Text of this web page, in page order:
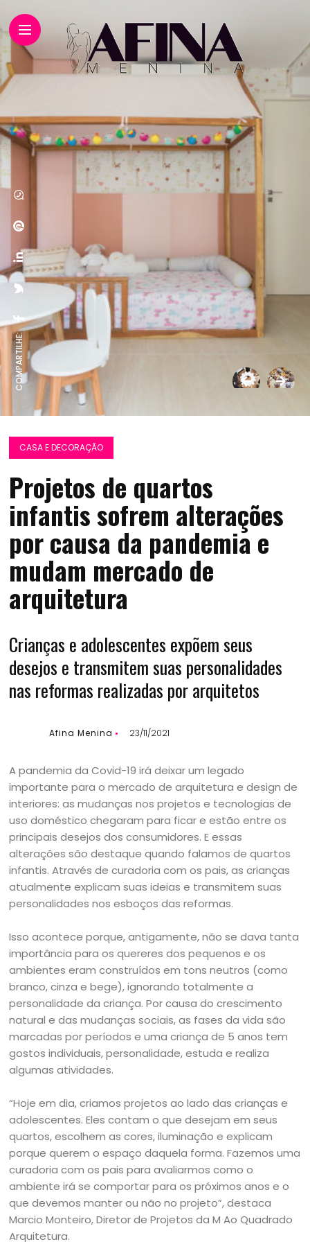
COMPARTILHE:
CASA E DECORAÇÃO
Projetos de quartos
infantis sofrem alterações
por causa da pandemia e
mudam mercado de
arquitetura
Crianças e adolescentes expõem seus
desejos e transmitem suas personalidades
nas reformas realizadas por arquitetos
Afina Menina 23/11/2021
A pandemia da Covid-19 irá deixar um legado
importante para o mercado de arquitetura e design de
interiores: as mudanças nos projetos e tecnologias de
uso doméstico chegaram para ficar e estão entre os
principais desejos dos consumidores. E essas
alterações são destaque quando falamos de quartos
infantis. Através de curadoria com os pais, as crianças
atualmente explicam suas ideias e transmitem suas
personalidades nos esboços das reformas.
Isso acontece porque, antigamente, não se dava tanta
importância para os quereres dos pequenos e os
ambientes eram construídos em tons neutros (como
branco, cinza e bege), ignorando totalmente a
personalidade da criança. Por causa do crescimento
natural e das mudanças sociais, as fases da vida são
marcadas por períodos e uma criança de 5 anos tem
gostos individuais, personalidade, estuda e realiza
algumas atividades.
“Hoje em dia, criamos projetos ao lado das crianças e
adolescentes. Eles contam o que desejam em seus
quartos, escolhem as cores, iluminação e explicam
porque querem o espaço daquela forma. Fazemos uma
curadoria com os pais para avaliarmos como o
ambiente irá se comportar para os próximos anos e o
que devemos manter ou não no projeto”, destaca
Marcio Monteiro, Diretor de Projetos da M Ao Quadrado
Arquitetura.